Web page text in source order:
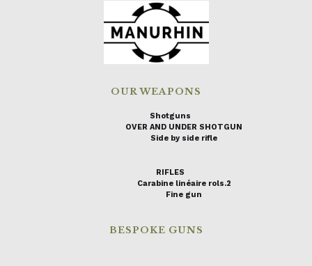
OUR WEAPONS
Shotguns
OVER AND UNDER SHOTGUN
Side by side rifle
RIFLES
Carabine linéaire rols.2
Fine gun
BESPOKE GUNS